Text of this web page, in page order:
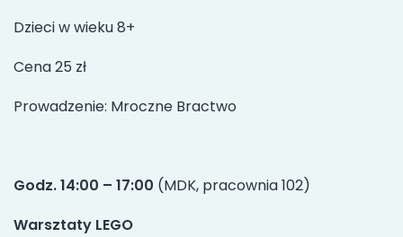
Dzieci w wieku 8+
Cena 25 zł
Prowadzenie: Mroczne Bractwo
Godz. 14:00 – 17:00 (MDK, pracownia 102)
Warsztaty LEGO